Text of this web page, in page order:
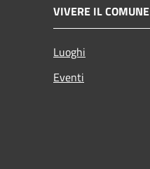
VIVERE IL COMUNE
Luoghi
Eventi